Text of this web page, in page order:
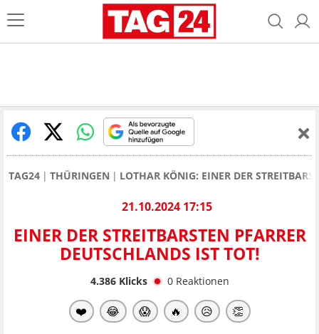
TAG24 THÜRINGEN LOTHAR KÖNIG: EINER DER
21.10.2024 17:15
EINER DER STREITBARSTEN PFARRER
DEUTSCHLANDS IST TOT!
4.386Klicks 0 Reaktionen
❤️ 😂 😱 🔥 😥 👏